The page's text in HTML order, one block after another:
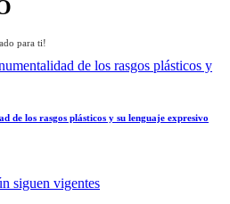
para ti!
de los rasgos plásticos y su lenguaje expresivo